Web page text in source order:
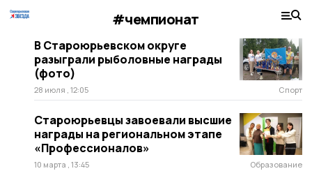
#чемпионат
В Староюрьевском округе
разыграли рыболовные награды
(фото)
28 июля , 12:05 Спорт
Староюрьевцы завоевали высшие
награды на региональном этапе
«Профессионалов»
10 марта , 13:45 Образование